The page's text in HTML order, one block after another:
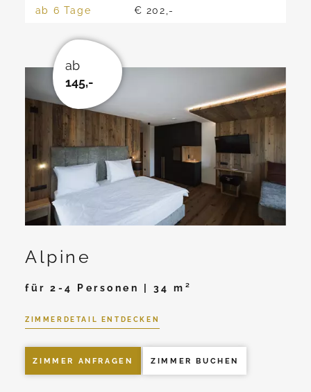
ab 6 Tage € 202,-
ab
145,-
Alpine
für 2-4 Personen | 34 m²
ZIMMERDETAIL ENTDECKEN
ZIMMER ANFRAGEN ZIMMER BUCHEN